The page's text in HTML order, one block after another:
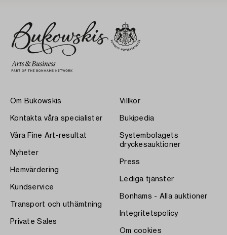
Om Bukowskis
Kontakta våra specialister
Våra Fine Art-resultat
Nyheter
Hemvärdering
Kundservice
Transport och uthämtning
Private Sales
Villkor
Bukipedia
Systembolagets
dryckesauktioner
Press
Lediga tjänster
Bonhams - Alla auktioner
Integritetspolicy
Om cookies